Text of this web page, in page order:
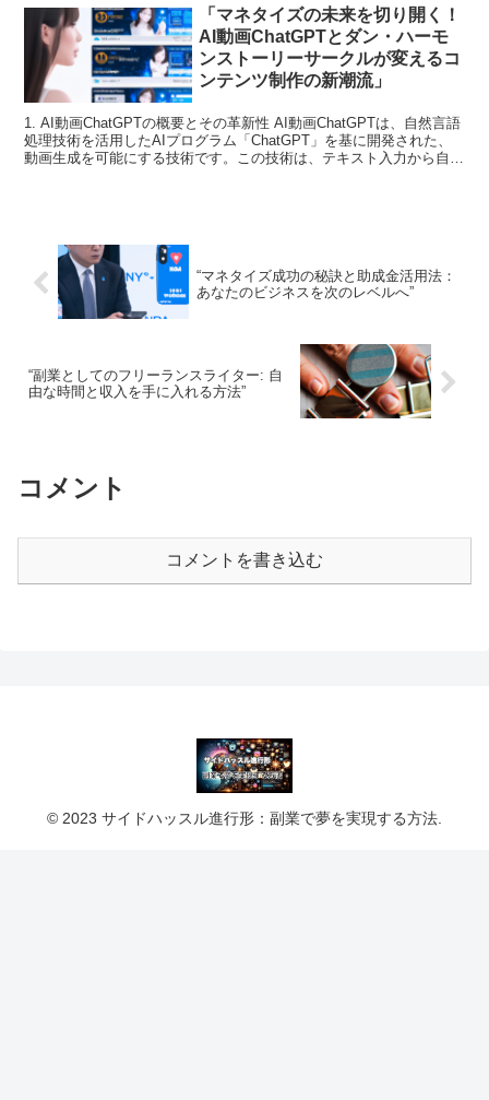
「マネタイズの未来を切り開く！
AI動画ChatGPTとダン・ハーモ
ンストーリーサークルが変えるコ
ンテンツ制作の新潮流」
1. AI動画ChatGPTの概要とその革新性 AI動画ChatGPTは、自然言語
処理技術を活用したAIプログラム「ChatGPT」を基に開発された、
動画生成を可能にする技術です。この技術は、テキスト入力から自動
“マネタイズ成功の秘訣と助成金活用法：
あなたのビジネスを次のレベルへ”
“副業としてのフリーランスライター: 自
由な時間と収入を手に入れる方法”
コメント
コメントを書き込む
© 2023 サイドハッスル進行形：副業で夢を実現する方法.